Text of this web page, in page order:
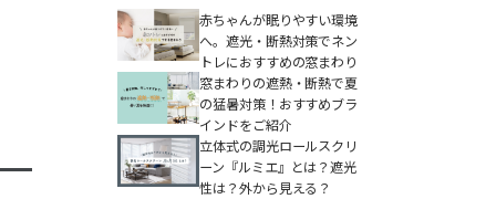
赤ちゃんが眠りやすい環境
へ。遮光・断熱対策でネン
トレにおすすめの窓まわり
窓まわりの遮熱・断熱で夏
の猛暑対策！おすすめブラ
インドをご紹介
立体式の調光ロールスクリ
ーン『ルミエ』とは？遮光
性は？外から見える？